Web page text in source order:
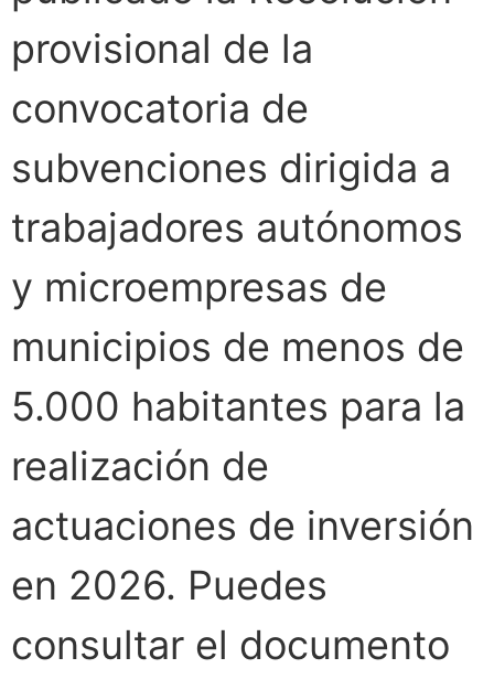
provisional de la
convocatoria de
subvenciones dirigida a
trabajadores autónomos
y microempresas de
municipios de menos de
5.000 habitantes para la
realización de
actuaciones de inversión
en 2026. Puedes
consultar el documento